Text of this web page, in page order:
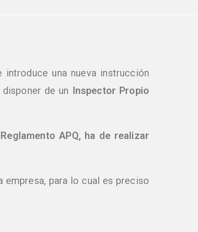
introduce una nueva instrucción
de un Inspector Propio
Reglamento APQ, ha de realizar
para lo cual es preciso